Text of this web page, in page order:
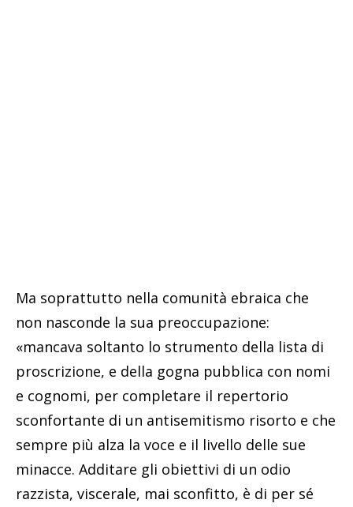
Ma soprattutto nella comunità ebraica che
non nasconde la sua preoccupazione:
«mancava soltanto lo strumento della lista di
proscrizione, e della gogna pubblica con nomi
e cognomi, per completare il repertorio
sconfortante di un antisemitismo risorto e che
sempre più alza la voce e il livello delle sue
minacce. Additare gli obiettivi di un odio
razzista, viscerale, mai sconfitto, è di per sé